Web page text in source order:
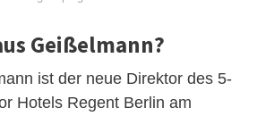
Geißelmann?
ist der neue Direktor des 5-
Hotels Regent Berlin am